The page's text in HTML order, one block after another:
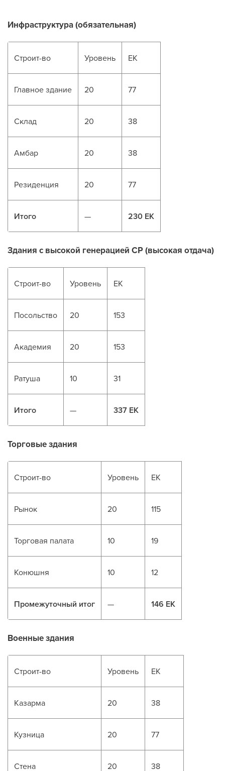
Инфраструктура (обязательная)
Строит-во Уровень ЕК
Главное здание 20 77
Склад 20 38
Амбар 20 38
Резиденция 20 77
Итого — 230 ЕК
Здания с высокой генерацией CP (высокая отдача)
Строит-во Уровень ЕК
Посольство 20 153
Академия 20 153
Ратуша 10 31
Итого — 337 ЕК
Торговые здания
Строит-во Уровень ЕК
Рынок 20 115
Торговая палата 10 19
Конюшня 10 12
Промежуточный итог — 146 ЕК
Военные здания
Строит-во Уровень ЕК
Казарма 20 38
Кузница 20 77
Стена 20 38